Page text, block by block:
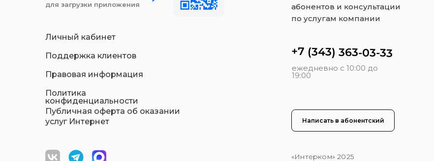
«Интерком» 2025
Личный кабинет
Поддержка клиентов
Политика
конфиденциальности
Публичная оферта об оказании
услуг Интернет
Правовая информация
Написать в абонентский
абонентов и консультации
по услугам компании
+7 (343) 363-03-33
ежедневно с 10:00 до
19:00
для загрузки приложения